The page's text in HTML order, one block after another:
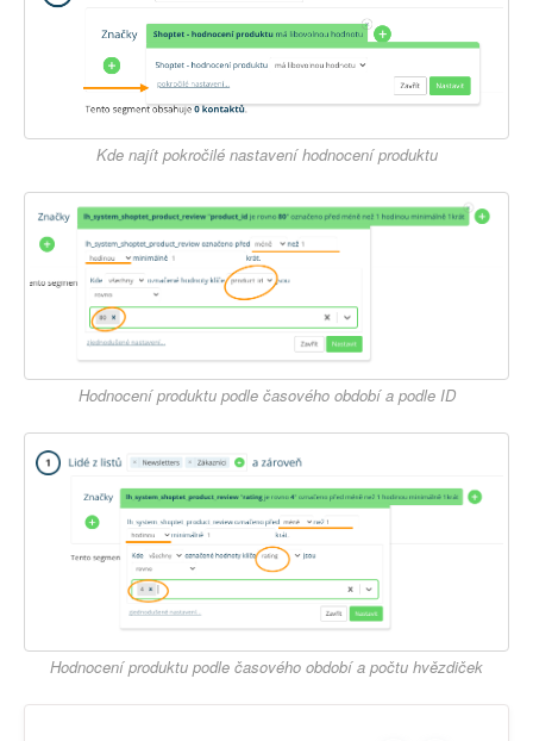
Kde najít pokročilé nastavení hodnocení produktu
Hodnocení produktu podle časového období a podle ID
Hodnocení produktu podle časového období a počtu hvězdiček